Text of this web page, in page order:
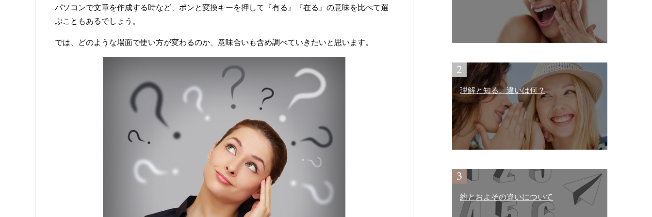
パソコンで文章を作成する時など、ポンと変換キーを押して『有る』『在る』の意味を比べて選
ぶこともあるでしょう。
では、どのような場面で使い方が変わるのか、意味合いも含め調べていきたいと思います。
理解と知る。違いは何？
約とおよその違いについて